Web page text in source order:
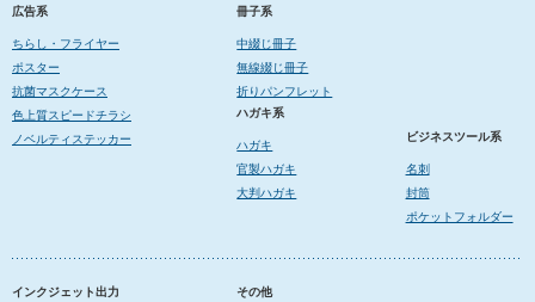
広告系
ちらし・フライヤー
ポスター
抗菌マスクケース
色上質スピードチラシ
ノベルティステッカー
冊子系
中綴じ冊子
無線綴じ冊子
折りパンフレット
ハガキ系
ハガキ
官製ハガキ
大判ハガキ
ビジネスツール系
名刺
封筒
ポケットフォルダー
インクジェット出力 その他